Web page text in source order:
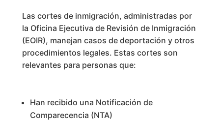
Las cortes de inmigración, administradas por
la Oficina Ejecutiva de Revisión de Inmigración
(EOIR), manejan casos de deportación y otros
procedimientos legales. Estas cortes son
relevantes para personas que:
Han recibido una Notificación de
Comparecencia (NTA)